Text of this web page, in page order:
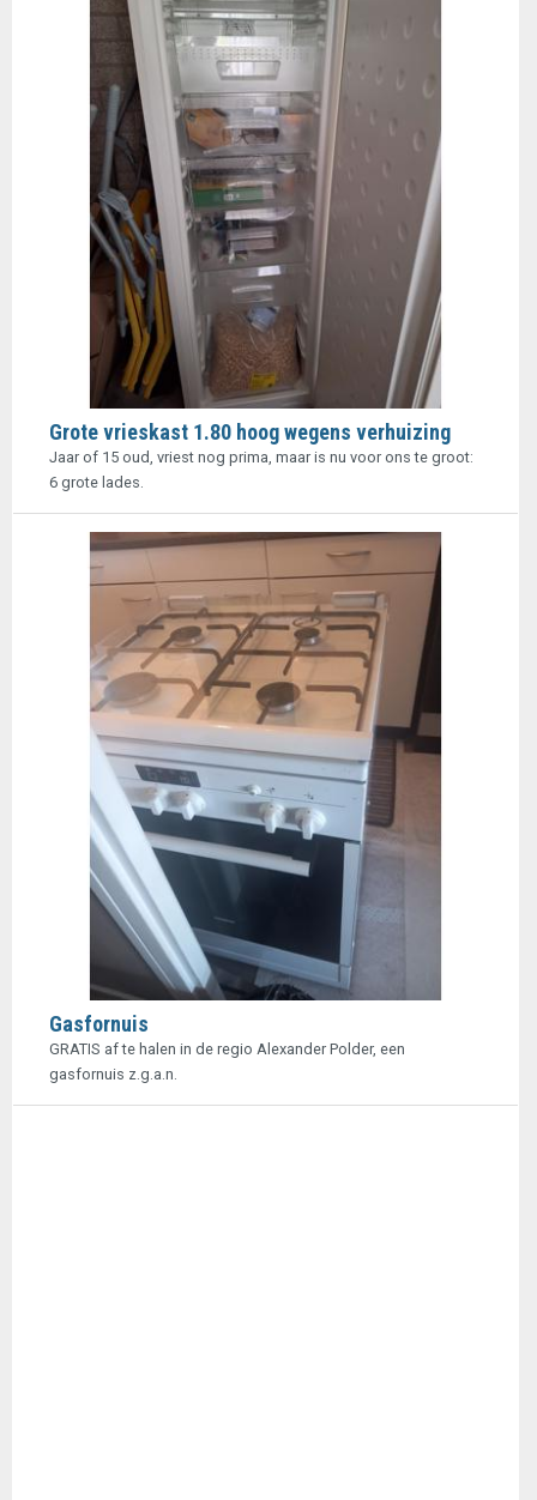
Grote vrieskast 1.80 hoog wegens verhuizing
Jaar of 15 oud, vriest nog prima, maar is nu voor ons te groot:
6 grote lades.
Gasfornuis
GRATIS af te halen in de regio Alexander Polder, een
gasfornuis z.g.a.n.